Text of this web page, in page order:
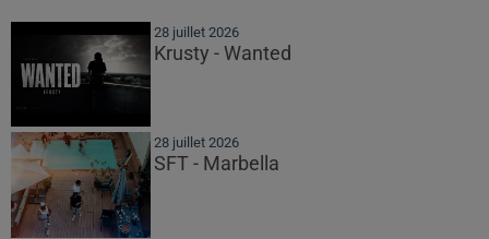
28 juillet 2026
Krusty - Wanted
28 juillet 2026
SFT - Marbella